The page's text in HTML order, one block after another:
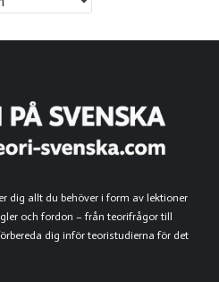
dig allt du behöver i form av lektioner
och fordon – från teorifrågor till
dig inför teoristudierna för det